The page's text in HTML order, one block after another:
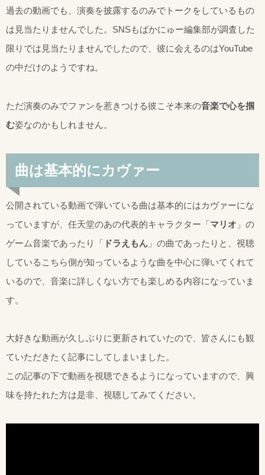
過去の動画でも、演奏を披露するのみでトークをしているもの
は見当たりませんでした。SNSもばかにゅー編集部が調査した
限りでは見当たりませんでしたので、彼に会えるのはYouTube
の中だけのようですね。
ただ演奏のみでファンを惹きつける彼こそ本来の音楽で心を掴
む姿なのかもしれません。
曲は基本的にカヴァー
公開されている動画で弾いている曲は基本的にはカヴァーにな
っていますが、任天堂のあの代表的キャラクター「マリオ 」の
ゲーム音楽であったり「 ドラえもん 」の曲であったりと、視聴
しているこちら側が知っているような曲を中心に弾いてくれて
いるので、音楽に詳しくない方でも楽しめる内容になっていま
す。
大好きな動画が久しぶりに更新されていたので、皆さんにも観
ていただきたく記事にしてしまいました。
この記事の下で動画を視聴できるようになっていますので、興
味を持たれた方は是非、視聴してみてください。